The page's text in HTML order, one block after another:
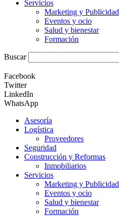
Servicios
Marketing y Publicidad
Eventos y ocio
Salud y bienestar
Formación
Buscar
Facebook
Twitter
LinkedIn
WhatsApp
Asesoría
Logística
Proveedores
Seguridad
Construcción y Reformas
Inmobiliarios
Servicios
Marketing y Publicidad
Eventos y ocio
Salud y bienestar
Formación